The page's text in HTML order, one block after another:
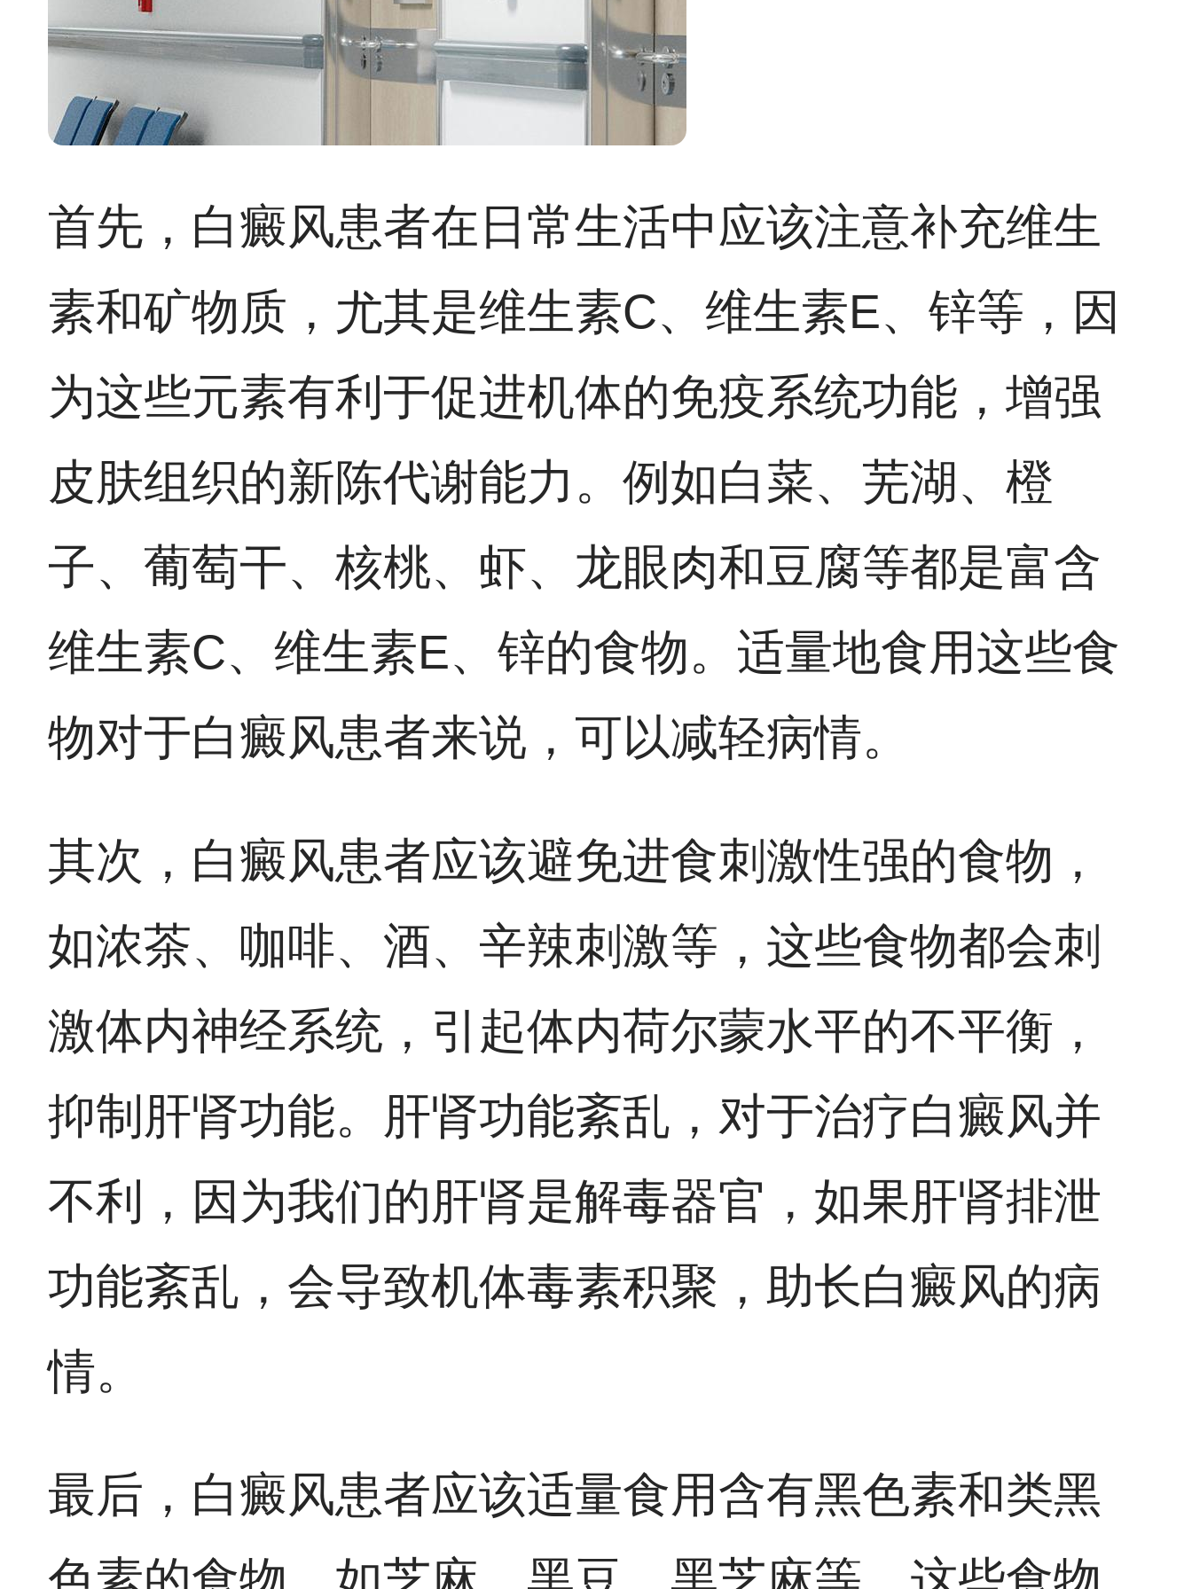
首先，白癜风患者在日常生活中应该注意补充维生
素和矿物质，尤其是维生素C、维生素E、锌等，因
为这些元素有利于促进机体的免疫系统功能，增强
皮肤组织的新陈代谢能力。例如白菜、芜湖、橙
子、葡萄干、核桃、虾、龙眼肉和豆腐等都是富含
维生素C、维生素E、锌的食物。适量地食用这些食
物对于白癜风患者来说，可以减轻病情。
其次，白癜风患者应该避免进食刺激性强的食物，
如浓茶、咖啡、酒、辛辣刺激等，这些食物都会刺
激体内神经系统，引起体内荷尔蒙水平的不平衡，
抑制肝肾功能。肝肾功能紊乱，对于治疗白癜风并
不利，因为我们的肝肾是解毒器官，如果肝肾排泄
功能紊乱，会导致机体毒素积聚，助长白癜风的病
情。
最后，白癜风患者应该适量食用含有黑色素和类黑